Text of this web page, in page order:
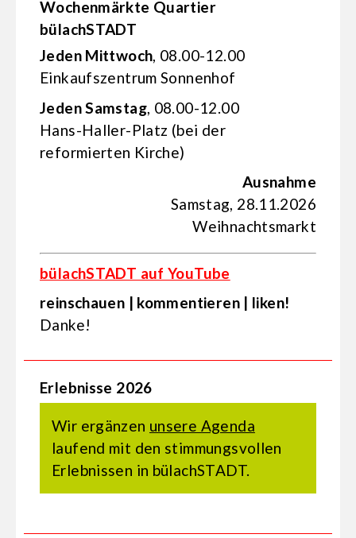
Wochenmärkte Quartier
bülachSTADT
Jeden Mittwoch, 08.00-12.00
Einkaufs­zentrum Sonnenhof
Jeden Samstag, 08.00-12.00
Hans-Haller-Platz (bei der
reformierten Kirche)
Ausnahme
Samstag, 28.11.2026
Weihnachtsmarkt
bülachSTADT auf YouTube
reinschauen | kommentieren | liken!
Danke!
Erlebnisse 2026
Wir ergänzen unsere Agenda
laufend mit den stimmungsvollen
Erlebnissen in bülachSTADT.